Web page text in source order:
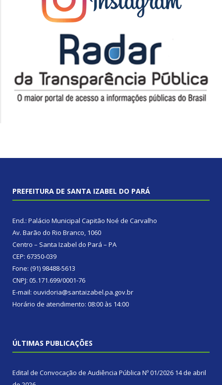
PREFEITURA DE SANTA IZABEL DO PARÁ
End.: Palácio Municipal Capitão Noé de Carvalho
Av. Barão do Rio Branco, 1060
Centro – Santa Izabel do Pará – PA
CEP: 67350-039
Fone: (91) 98488-5613
CNPJ: 05.171.699/0001-76
E-mail: ouvidoria@santaizabel.pa.gov.br
Horário de atendimento: 08:00 às 14:00
ÚLTIMAS PUBLICAÇÕES
Edital de Convocação de Audiência Pública Nº 01/2026 14 de abril